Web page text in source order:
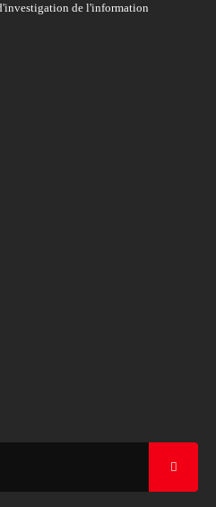
de l'information